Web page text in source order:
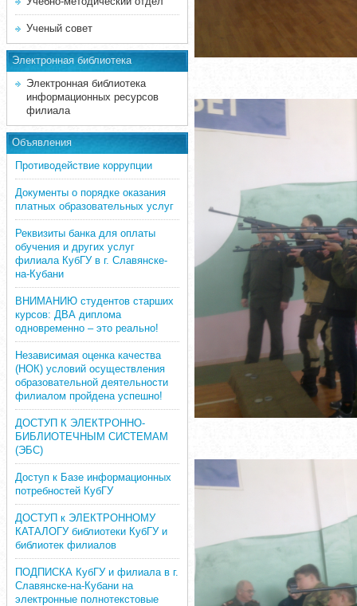
Ученый совет
Электронная библиотека
Электронная библиотека
информационных ресурсов
филиала
Объявления
Противодействие коррупции
Документы о порядке оказания
платных образовательных услуг
Реквизиты банка для оплаты
обучения и других услуг
филиала КубГУ в г. Славянске-
на-Кубани
ВНИМАНИЮ студентов старших
курсов: ДВА диплома
одновременно – это реально!
Независимая оценка качества
(НОК) условий осуществления
образовательной деятельности
филиалом пройдена успешно!
ДОСТУП К ЭЛЕКТРОННО-
БИБЛИОТЕЧНЫМ СИСТЕМАМ
(ЭБС)
Доступ к Базе информационных
потребностей КубГУ
ДОСТУП к ЭЛЕКТРОННОМУ
КАТАЛОГУ библиотеки КубГУ и
библиотек филиалов
ПОДПИСКА КубГУ и филиала в г.
Славянске-на-Кубани на
электронные полнотекстовые